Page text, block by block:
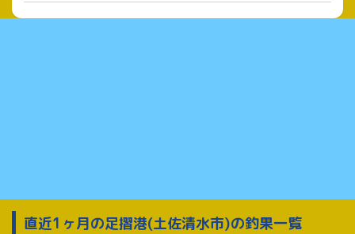
直近1ヶ月の足摺港(土佐清水市)の釣果一覧